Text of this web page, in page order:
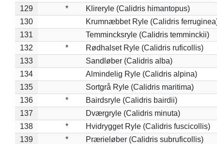
129
*
Klireryle (Calidris himantopus)
130
Krumnæbbet Ryle (Calidris
131
Temmincksryle (Calidris temminckii)
132
*
Rødhalset Ryle (Calidris ruficollis)
133
Sandløber (Calidris alba)
134
Almindelig Ryle (Calidris alpina)
135
Sortgrå Ryle (Calidris maritima)
136
*
Bairdsryle (Calidris bairdii)
137
Dværgryle (Calidris minuta)
138
*
Hvidrygget Ryle (Calidris fuscicollis)
139
*
Prærieløber (Calidris subruficollis)